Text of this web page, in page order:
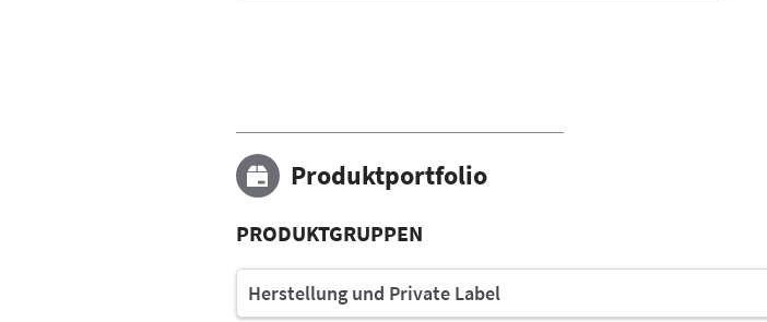
Produktportfolio
PRODUKTGRUPPEN
Herstellung und Private Label